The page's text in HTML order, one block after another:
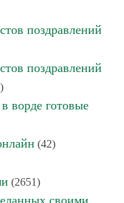
поздравлений
поздравлений
ворде готовые
(42)
(2651)